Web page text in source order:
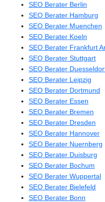
SEO Berater Berlin
SEO Berater Hamburg
SEO Berater Muenchen
SEO Berater Koeln
SEO Berater Frankfurt
SEO Berater Stuttgart
SEO Berater
SEO Berater Leipzig
SEO Berater Dortmund
SEO Berater Essen
SEO Berater Bremen
SEO Berater Dresden
SEO Berater Hannover
SEO Berater Nuernberg
SEO Berater Duisburg
SEO Berater Bochum
SEO Berater Wuppertal
SEO Berater Bielefeld
SEO Berater Bonn